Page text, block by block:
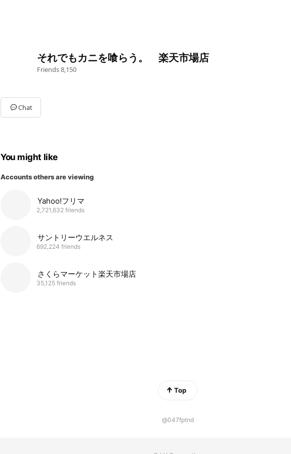
それでもカニを喰らう。 楽天市場店
Friends8,150
Chat
You might like
Accounts others are viewing
Yahoo!フリマ
2,721,632 friends
サントリーウエルネス
692,224 friends
さくらマーケット楽天市場店
35,125 friends
Top
@047fptnd